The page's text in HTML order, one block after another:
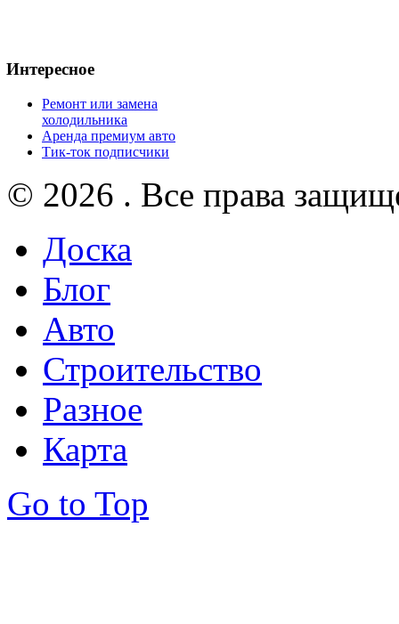
Интересное
Ремонт или замена
холодильника
Аренда премиум авто
Тик-ток подписчики
© 2026 . Все права
Доска
Блог
Авто
Строительство
Разное
Карта
Go to Top